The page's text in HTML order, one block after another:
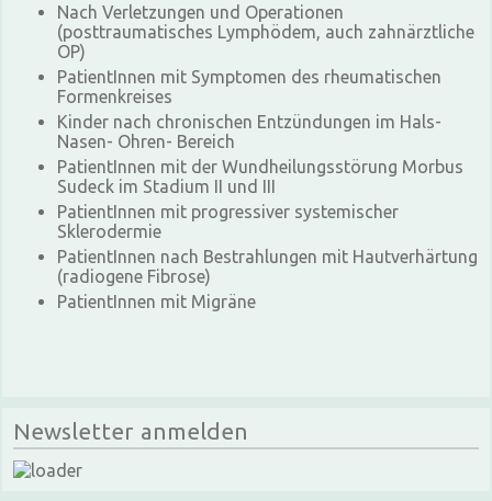
Nach Verletzungen und Operationen
(posttraumatisches Lymphödem, auch zahnärztliche
OP)
PatientInnen mit Symptomen des rheumatischen
Formenkreises
Kinder nach chronischen Entzündungen im Hals-
Nasen- Ohren- Bereich
PatientInnen mit der Wundheilungsstörung Morbus
Sudeck im Stadium II und III
PatientInnen mit progressiver systemischer
Sklerodermie
PatientInnen nach Bestrahlungen mit Hautverhärtung
(radiogene Fibrose)
PatientInnen mit Migräne
Newsletter anmelden